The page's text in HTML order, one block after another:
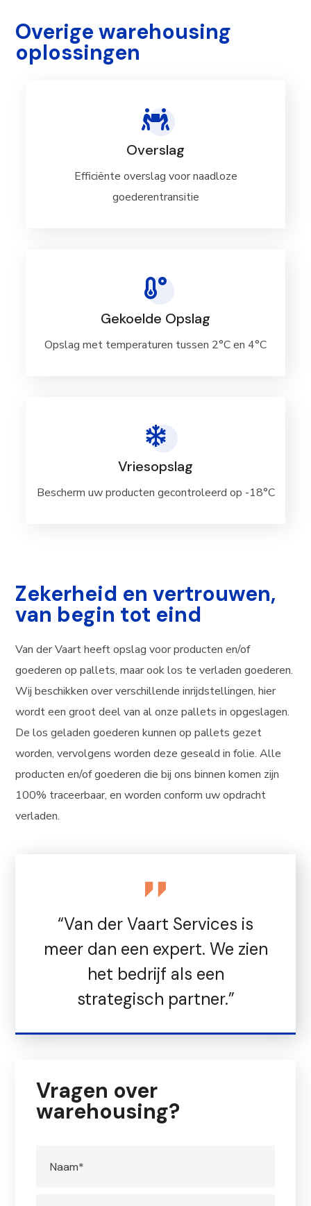
Overige warehousing
oplossingen
Overslag
Efficiënte overslag voor naadloze
goederentransitie
Gekoelde Opslag
Opslag met temperaturen tussen 2°C en 4°C
Vriesopslag
Bescherm uw producten gecontroleerd op -18°C
Zekerheid en vertrouwen,
van begin tot eind
Van der Vaart heeft opslag voor producten en/of
goederen op pallets, maar ook los te verladen goederen.
Wij beschikken over verschillende inrijdstellingen, hier
wordt een groot deel van al onze pallets in opgeslagen.
De los geladen goederen kunnen op pallets gezet
worden, vervolgens worden deze geseald in folie. Alle
producten en/of goederen die bij ons binnen komen zijn
100% traceerbaar, en worden conform uw opdracht
verladen.
“Van der Vaart Services is
meer dan een expert. We zien
het bedrijf als een
strategisch partner.”
Vragen over
warehousing?